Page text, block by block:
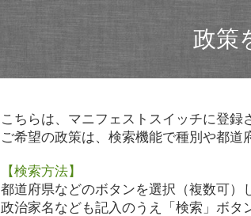
政策
こちらは、マニフェストスイッチに登録
ご希望の政策は、検索機能で種別や都道
【検索方法】
都道府県などのボタンを選択（複数可）
政治家名なども記入のうえ「検索」ボタ